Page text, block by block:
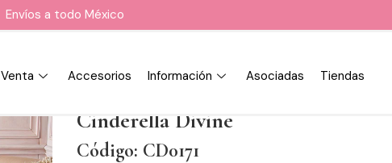
Envíos a todo México
Venta Accesorios Información Asociadas Tiendas
Cinderella Divine
Código: CD0171